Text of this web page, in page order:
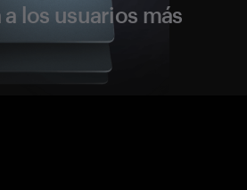
los usuarios más